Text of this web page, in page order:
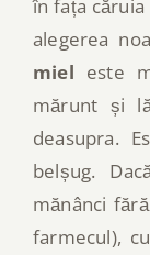
în fața
alegerea
miel este
mărunt și
deasupra.
belșug.
mănânci
farmecul),